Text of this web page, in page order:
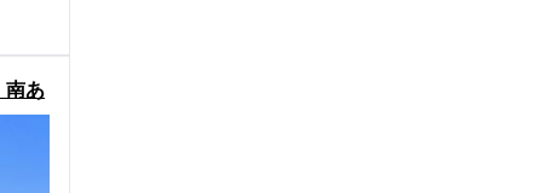
南あ
物件